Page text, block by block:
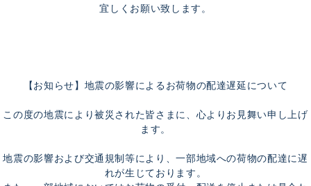
宜しくお願い致します。
【お知らせ】地震の影響によるお荷物の配達遅延について
この度の地震により被災された皆さまに、心よりお見舞い申し上げ
ます。
地震の影響および交通規制等により、一部地域への荷物の配達に遅
れが生じております。